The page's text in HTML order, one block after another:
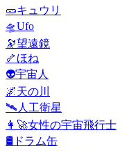
🥒キュウリ
🛸Ufo
🔭望遠鏡
🦴 ほね
👽宇宙人
🌌天の川
🛰️ 人工衛星
👩‍🚀女性の宇宙飛行士
🛢️ ドラム缶